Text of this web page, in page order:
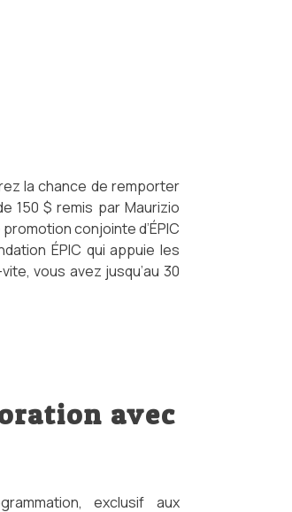
la chance de remporter
150 $ remis par Maurizio
conjointe d’ÉPIC
ÉPIC qui appuie les
vous avez jusqu’au 30
avec
exclusif aux